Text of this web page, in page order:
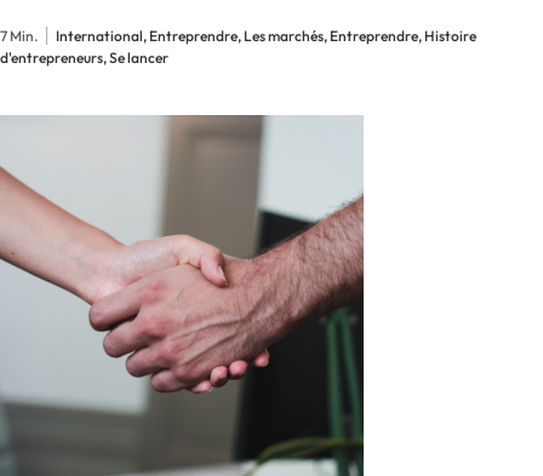
déjà parlé, en passant par la chaîne de yaourts
glacés Llaollao, ces entreprises…
7 Min.
International, Entreprendre, Les marchés, Entreprendre, Histoire
d'entrepreneurs, Se lancer